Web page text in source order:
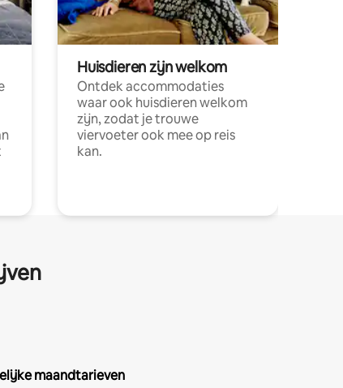
Huisdieren zijn welkom
Ontdek accommodaties
waar ook huisdieren welkom
zijn, zodat je trouwe
viervoeter ook mee op reis
kan.
maandtarieven